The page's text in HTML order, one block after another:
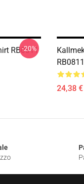
RB0811
-20%
RB0811
24,38